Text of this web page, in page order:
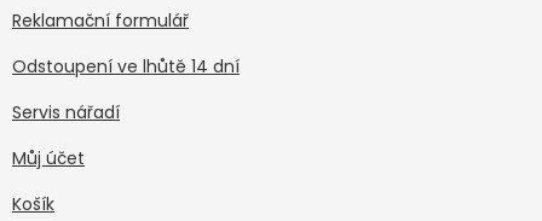
Reklamační formulář
Odstoupení ve lhůtě 14 dní
Servis nářadí
Můj účet
Košík